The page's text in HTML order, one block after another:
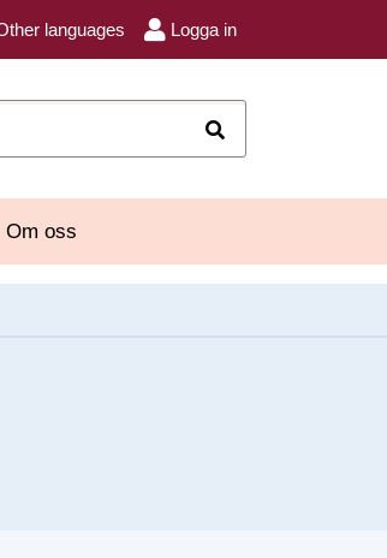
languages Logga in
Om oss